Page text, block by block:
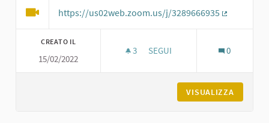
https://us02web.zoom.us/j/3289666935
CREATO IL
15/02/2022
3 3 SOSTENITORI
SEGUI 0
VISUALIZZA